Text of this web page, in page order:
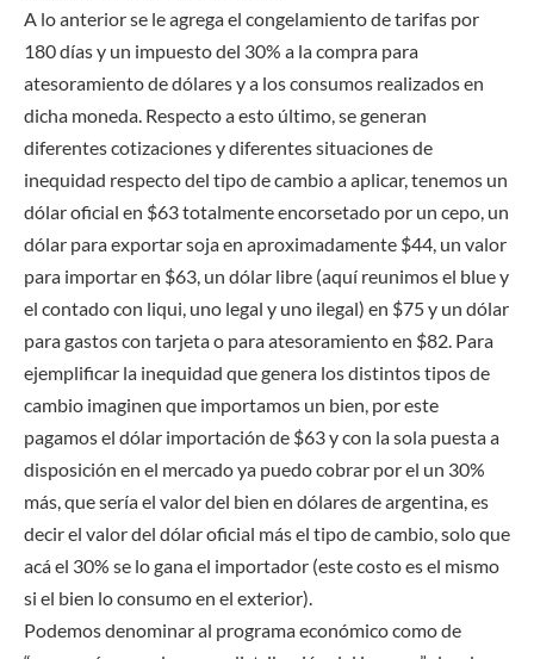
A lo anterior se le agrega el congelamiento de tarifas por
180 días y un impuesto del 30% a la compra para
atesoramiento de dólares y a los consumos realizados en
dicha moneda. Respecto a esto último, se generan
diferentes cotizaciones y diferentes situaciones de
inequidad respecto del tipo de cambio a aplicar, tenemos un
dólar oficial en $63 totalmente encorsetado por un cepo, un
dólar para exportar soja en aproximadamente $44, un valor
para importar en $63, un dólar libre (aquí reunimos el blue y
el contado con liqui, uno legal y uno ilegal) en $75 y un dólar
para gastos con tarjeta o para atesoramiento en $82. Para
ejemplificar la inequidad que genera los distintos tipos de
cambio imaginen que importamos un bien, por este
pagamos el dólar importación de $63 y con la sola puesta a
disposición en el mercado ya puedo cobrar por el un 30%
más, que sería el valor del bien en dólares de argentina, es
decir el valor del dólar oficial más el tipo de cambio, solo que
acá el 30% se lo gana el importador (este costo es el mismo
si el bien lo consumo en el exterior).
Podemos denominar al programa económico como de